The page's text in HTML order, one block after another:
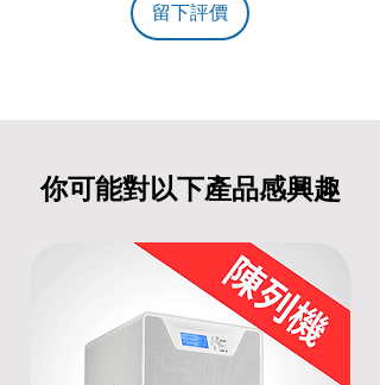
留下評價
你可能對以下產品感興趣